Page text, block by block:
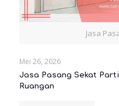
Jasa
Mei 26, 2026
Jasa Pasang Sekat
Ruangan